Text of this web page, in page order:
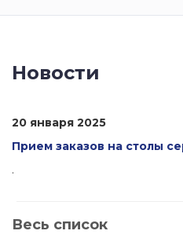
Новости
20 января 2025
Прием заказов на столы
.
Весь список